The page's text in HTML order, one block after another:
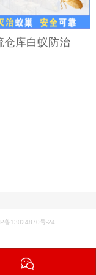
仓库白蚁防治
备13024870号-24